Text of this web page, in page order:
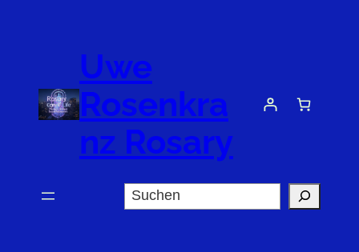
Uwe
Rosenkra
nz Rosary
Suchen